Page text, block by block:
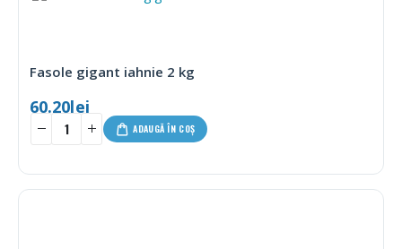
Fasole gigant iahnie 2 kg
60.20lei
ADAUGĂ ÎN COȘ